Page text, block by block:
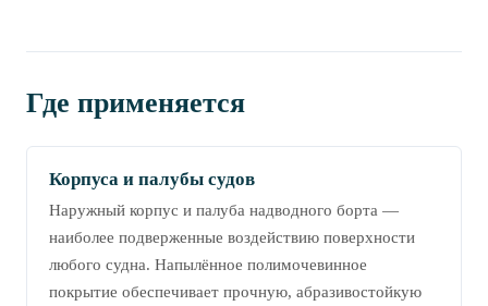
Где применяется
Корпуса и палубы судов
Наружный корпус и палуба надводного борта —
наиболее подверженные воздействию поверхности
любого судна. Напылённое полимочевинное
покрытие обеспечивает прочную, абразивостойкую